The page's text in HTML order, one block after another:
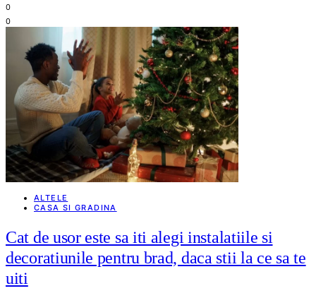
0
0
ALTELE
CASA SI GRADINA
Cat de usor este sa iti alegi instalatiile si
decoratiunile pentru brad, daca stii la ce sa te
uiti